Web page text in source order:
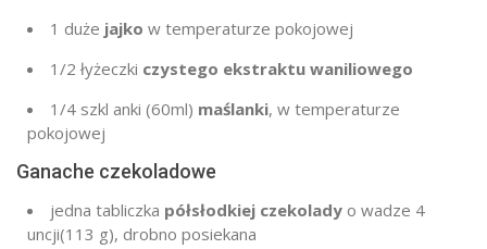
1 duże jajko w temperaturze pokojowej
1/2 łyżeczki czystego ekstraktu waniliowego
1/4 szkl anki (60ml) maślanki, w temperaturze
pokojowej
Ganache czekoladowe
jedna tabliczka półsłodkiej czekolady o wadze 4
uncji(113 g), drobno posiekana